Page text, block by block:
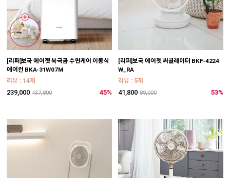
[리퍼]보국 에어젯 북극곰 수면케어 이동식
에어컨 BKA-31W07M
리뷰 : 14개
239,000 437,800 45%
[리퍼]보국 에어젯 써큘레이터 BKF-4224
W_RA
리뷰 : 5개
41,800 89,000 53%